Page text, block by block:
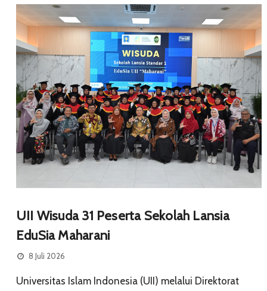
UII Wisuda 31 Peserta Sekolah Lansia
EduSia Maharani
8 Juli 2026
Universitas Islam Indonesia (UII) melalui Direktorat